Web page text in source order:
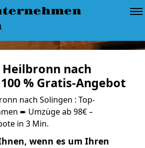
nach
% Gratis-Angebot
nach Solingen : Top-
➨ Umzüge ab 98€ –
in 3 Min.
wenn es um Ihren